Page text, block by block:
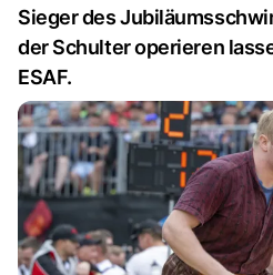
Sieger des
der Schulter operieren
ESAF.